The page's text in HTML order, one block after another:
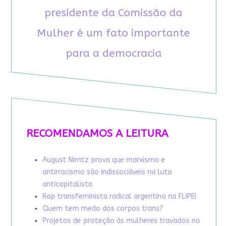
presidente da Comissão da
Mulher é um fato importante
para a democracia
RECOMENDAMOS A LEITURA
August Nimtz prova que marxismo e
antirracismo são indissociáveis na luta
anticapitalista
Rap transfeminista radical argentino na FLIPEI
Quem tem medo dos corpos trans?
Projetos de proteção às mulheres travados no